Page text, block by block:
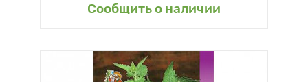
Сообщить о наличии